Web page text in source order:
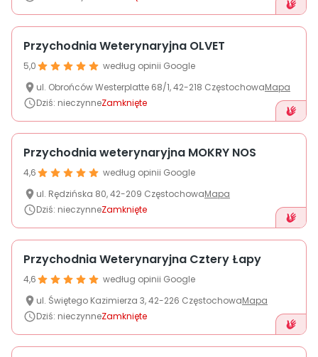
Przychodnia Weterynaryjna OLVET
5,0
według opinii Google
ul. Obrońców Westerplatte 68/1,42-218 CzęstochowaMapa
Dziś: nieczynneZamknięte
Przychodnia weterynaryjna MOKRY NOS
4,6
według opinii Google
ul. Rędzińska 80,42-209 CzęstochowaMapa
Dziś: nieczynneZamknięte
Przychodnia Weterynaryjna Cztery Łapy
4,6
według opinii Google
ul. Świętego Kazimierza 3,42-226 CzęstochowaMapa
Dziś: nieczynneZamknięte